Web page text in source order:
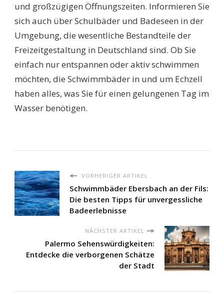
und großzügigen Öffnungszeiten. Informieren Sie
sich auch über Schulbäder und Badeseen in der
Umgebung, die wesentliche Bestandteile der
Freizeitgestaltung in Deutschland sind. Ob Sie
einfach nur entspannen oder aktiv schwimmen
möchten, die Schwimmbäder in und um Echzell
haben alles, was Sie für einen gelungenen Tag im
Wasser benötigen.
VORHERIGER ARTIKEL
Schwimmbäder Ebersbach an der Fils:
Die besten Tipps für unvergessliche
Badeerlebnisse
NÄCHSTER ARTIKEL
Palermo Sehenswürdigkeiten:
Entdecke die verborgenen Schätze
der Stadt